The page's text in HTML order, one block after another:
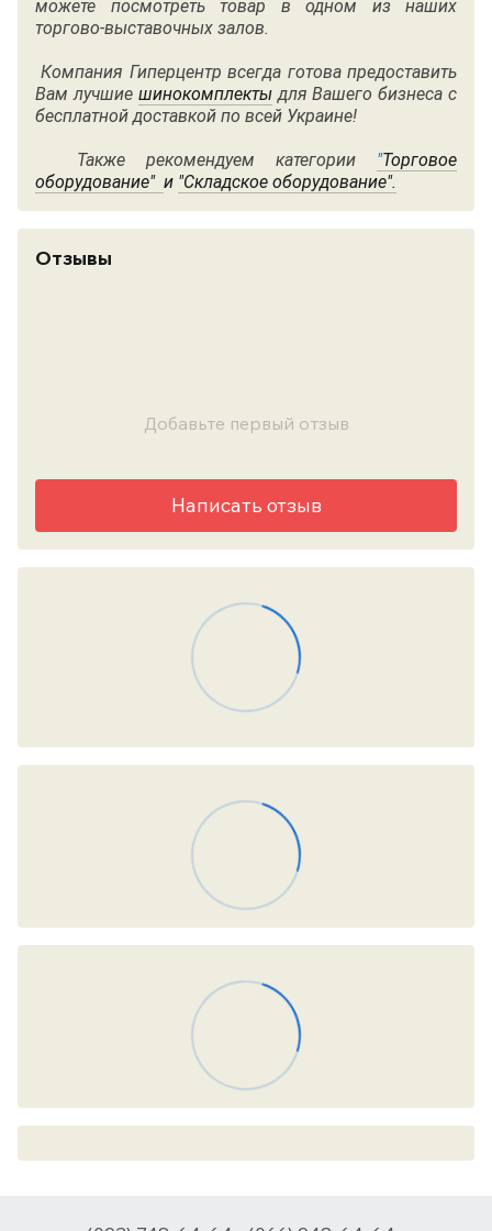
можете посмотреть товар в одном из наших
торгово-выставочных залов.
Компания Гиперцентр всегда готова предоставить
Вам лучшие шинокомплектыдля Вашего бизнеса с
бесплатной доставкой по всей Украине!
Также рекомендуем категории "Торговое
оборудование" и "Складское оборудование".
Отзывы
Добавьте первый отзыв
Написать отзыв